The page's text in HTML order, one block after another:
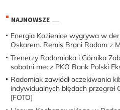
NAJNOWSZE
Energia Kozienice wygrywa w
Oskarem. Remis Broni Radom z
Trenerzy Radomiaka i Górnika
sobotni mecz PKO Bank Polski
Radomiak zawiódł oczekiwania
indywidualnych błędach przegrał
[FOTO]